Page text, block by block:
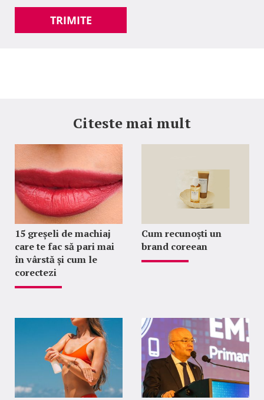
TRIMITE
Citeste mai mult
15 greșeli de machiaj
care te fac să pari mai
în vârstă și cum le
corectezi
Cum recunoști un
brand coreean